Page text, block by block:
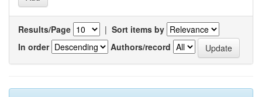
Results/Page | Sort items by
In order
Authors/record